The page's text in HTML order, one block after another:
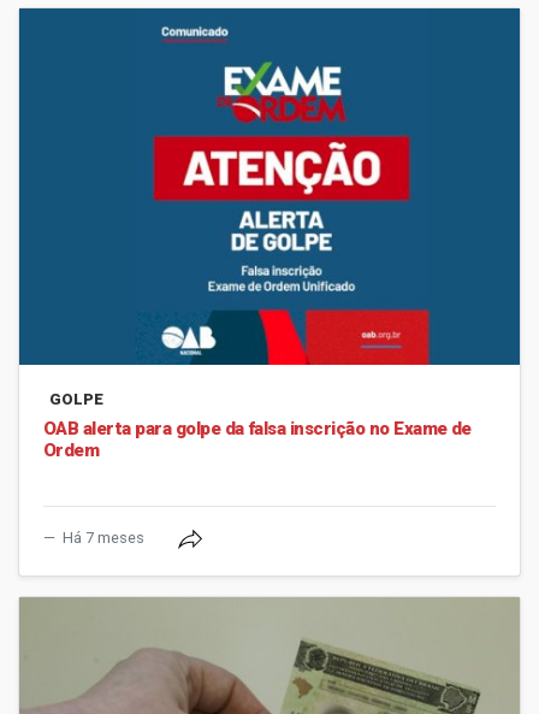
GOLPE
OAB alerta para golpe da falsa inscrição no Exame de
Ordem
Há 7 meses